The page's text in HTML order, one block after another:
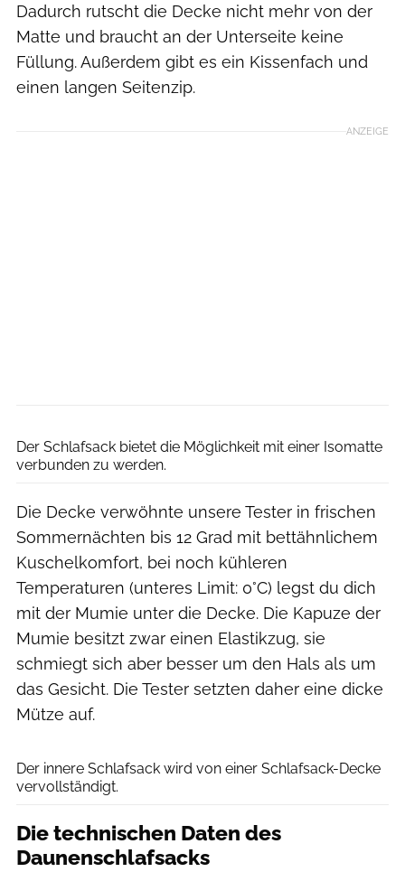
Dadurch rutscht die Decke nicht mehr von der
Matte und braucht an der Unterseite keine
Füllung. Außerdem gibt es ein Kissenfach und
einen langen Seitenzip.
ANZEIGE
Der Schlafsack bietet die Möglichkeit mit einer Isomatte
verbunden zu werden.
Die Decke verwöhnte unsere Tester in frischen
Sommernächten bis 12 Grad mit bettähnlichem
Kuschelkomfort, bei noch kühleren
Temperaturen (unteres Limit: 0°C) legst du dich
mit der Mumie unter die Decke. Die Kapuze der
Mumie besitzt zwar einen Elastikzug, sie
schmiegt sich aber besser um den Hals als um
das Gesicht. Die Tester setzten daher eine dicke
Mütze auf.
Der innere Schlafsack wird von einer Schlafsack-Decke
vervollständigt.
Die technischen Daten des
Daunenschlafsacks